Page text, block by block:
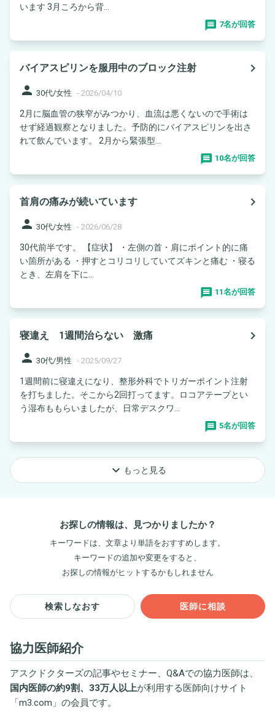
います 3月ころから背...
7名が回答
バイアスピリンを服用中のブロック注射
navigate_next
person 30代/女性 - 2026/04/10
2月に脳血管の狭窄がみつかり、血流は悪くないので手術は
せず経過観察となりました。予防的にバイアスピリンを出さ
れて飲んでいます。 2月から緊張型...
10名が回答
首肩の痛みが続いています
navigate_next
person 30代/女性 - 2026/06/28
30代前半です。 【症状】 ・左側の首・肩にポイント的に痛
い箇所がある ・押すとコリコリしていてズキンと痛む ・寝る
とき、左肩を下に...
11名が回答
寝違え 1週間治らない 激痛
navigate_next
person 30代/男性 - 2025/09/27
1週間前に寝違えになり、整形外科でトリガーポイント注射
を打ちました。そこから2回打ってます。ロコアテープとい
う湿布ももらいましたが、日常デスクワ...
5名が回答
keyboard_arrow_down もっと見る
お探しの情報は、見つかりましたか？
キーワードは、文章より単語をおすすめします。
キーワードの追加や変更をすると、
お探しの情報がヒットするかもしれません
検索しなおす 医師に相談
協力医師紹介
アスクドクターズの記事やセミナー、Q&Aでの協力医師は、
国内医師の約9割、33万人以上が利用する医師向けサイト
「m3.com 」の会員です。